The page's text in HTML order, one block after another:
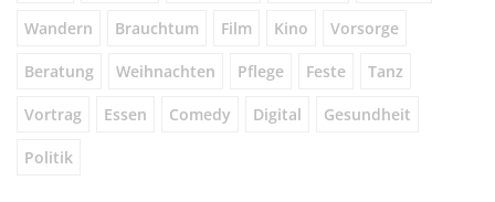
Wandern Brauchtum Film Kino Vorsorge
Beratung Weihnachten Pflege Feste Tanz
Vortrag Essen Comedy Digital Gesundheit
Politik